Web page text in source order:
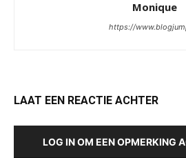
Monique
https://
LAAT EEN REACTIE ACHTER
LOG IN OM EEN OPMERKING